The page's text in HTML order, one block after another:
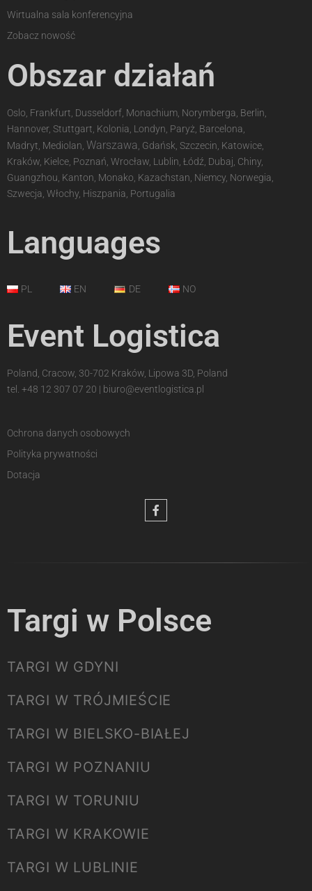
Wirtualna sala konferencyjna
Zobacz nowość
Obszar działań
Oslo, Frankfurt, Dusseldorf, Monachium, Norymberga, Berlin,
Hannover, Stuttgart, Kolonia, Londyn, Paryż, Barcelona,
Madryt, Mediolan, Warszawa , Gdańsk, Szczecin, Katowice,
Kraków, Kielce, Poznań, Wrocław, Lublin, Łódź, Dubaj, Chiny,
Guangzhou, Kanton, Monako, Kazachstan, Niemcy, Norwegia,
Szwecja, Włochy, Hiszpania, Portugalia
Languages
PL EN DE NO
Event Logistica
Poland, Cracow, 30-702 Kraków, Lipowa 3D, Poland
tel. +48 12 307 07 20 | biuro@eventlogistica.pl
Ochrona danych osobowych
Polityka prywatności
Dotacja
Targi w Polsce
TARGI W GDYNI
TARGI W TRÓJMIEŚCIE
TARGI W BIELSKO-BIAŁEJ
TARGI W POZNANIU
TARGI W TORUNIU
TARGI W KRAKOWIE
TARGI W LUBLINIE